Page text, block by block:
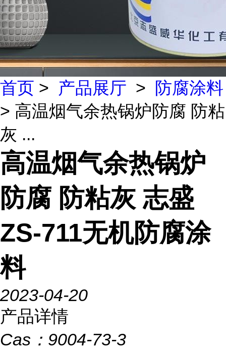
首页 > 产品展厅 >
防腐涂料
> 高温烟气余热锅炉防腐 防粘
灰 ...
高温烟气余热锅炉
防腐 防粘灰 志盛
ZS-711无机防腐涂
料
2023-04-20
产品详情
Cas： 9004-73-3